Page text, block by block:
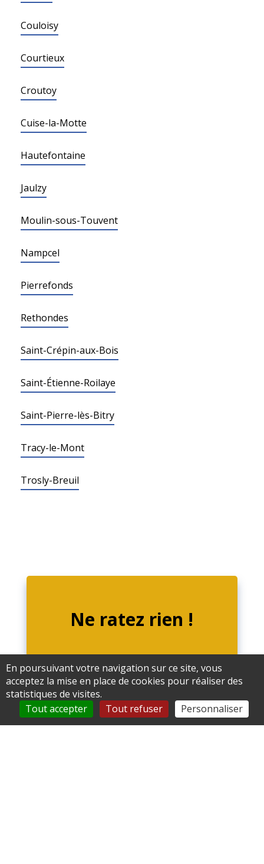
Couloisy
Courtieux
Croutoy
Cuise-la-Motte
Hautefontaine
Jaulzy
Moulin-sous-Touvent
Nampcel
Pierrefonds
Rethondes
Saint-Crépin-aux-Bois
Saint-Étienne-Roilaye
Saint-Pierre-lès-Bitry
Tracy-le-Mont
Trosly-Breuil
Ne ratez rien !
Retrouvez-nous sur les
En poursuivant votre navigation sur ce site, vous
acceptez la mise en place de cookies pour réaliser des
statistiques de visites.
Tout accepter
Tout refuser Personnaliser